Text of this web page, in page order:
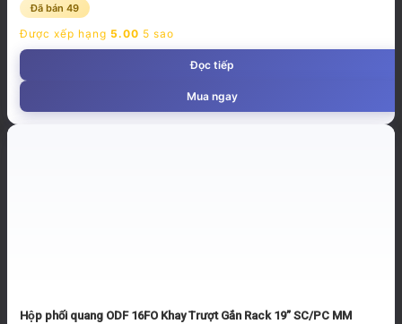
Đã bán 49
Được xếp hạng 5.00 5 sao
Đọc tiếp
Mua ngay
Hộp phối quang ODF 16FO Khay Trượt Gắn Rack 19” SC/PC MM